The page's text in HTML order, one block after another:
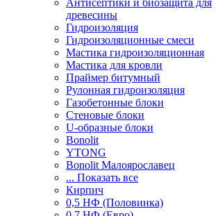
Антисептики и биозащита для
древесины
Гидроизоляция
Гидроизоляционные смеси
Мастика гидроизоляционная
Мастика для кровли
Праймер битумный
Рулонная гидроизоляция
Газобетонные блоки
Стеновые блоки
U-образные блоки
Bonolit
YTONG
Bonolit Малоярославец
... Показать все
Кирпич
0,5 НФ (Половинка)